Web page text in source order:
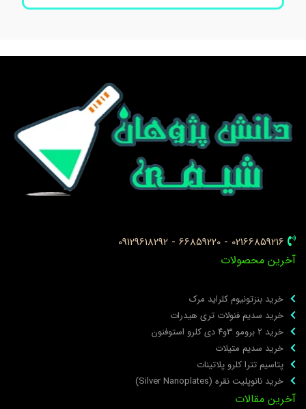
02166859216 - 66859220 - 09129618292
محصولات
خرید بنزتونیوم کلراید مرک
خرید سدیم فنولات تری هیدرات
خرید ۲ برومو ۳و۴ دی‌ کلرو استوفنون
خرید سدیم متیلات
پتاسیم تترا کلرو پلاتینات
خرید نانوپلیت نقره (Silver Nanoplates)
مقالات